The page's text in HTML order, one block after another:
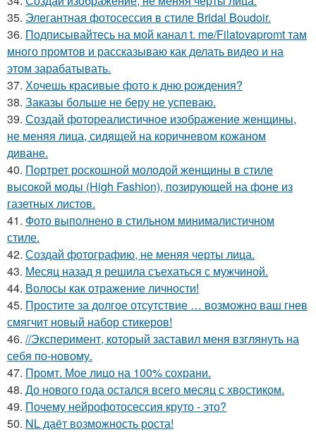
35. Элегантная фотосессия в стиле Bridal Boudoir.
36. Подписывайтесь на мой канал t. me/Filatovapromt там
много промтов и рассказываю как делать видео и на
этом зарабатывать.
37. Хочешь красивые фото к дню рождения?
38. Заказы больше не беру не успеваю.
39. Создай фотореалистичное изображение женщины,
не меняя лица, сидящей на коричневом кожаном
диване.
40. Портрет роскошной молодой женщины в стиле
высокой моды (High Fashion), позирующей на фоне из
газетных листов.
41. Фото выполнено в стильном минималистичном
стиле.
42. Создай фотографию, не меняя черты лица.
43. Месяц назад я решила съехаться с мужчиной.
44. Волосы как отражение личности!
45. Простите за долгое отсутствие … возможно ваш гнев
смягчит новый набор стикеров!
46. //Эксперимент, который заставил меня взглянуть на
себя по-новому.
47. Промт. Мое лицо на 100% сохрани.
48. До нового года остался всего месяц с хвостиком.
49. Почему нейрофотосессия круто - это?
50. NL даёт возможность роста!